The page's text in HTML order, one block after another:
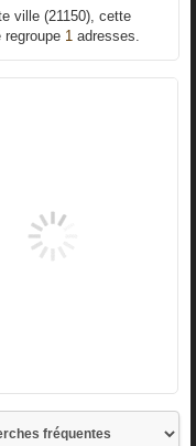
ville (21150), cette
regroupe 1adresses.